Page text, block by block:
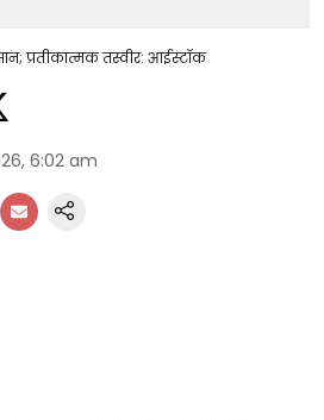
प्रतीकात्मक तस्वीर: आईस्टॉक
6:02 am